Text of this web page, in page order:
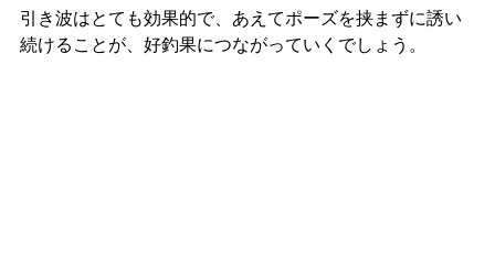
引き波はとても効果的で、あえてポーズを挟まずに誘い
続けることが、好釣果につながっていくでしょう。